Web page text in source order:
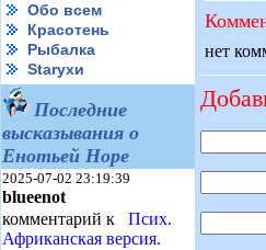
Обо всем
Красотень
Рыбалка
Starухи
Последние
высказывания о
Енотьей Норе
2025-07-02 23:19:39
blueenot
комментарий к Псих.
Африканская версия.
нет